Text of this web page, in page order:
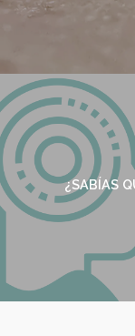
¿SABÍAS